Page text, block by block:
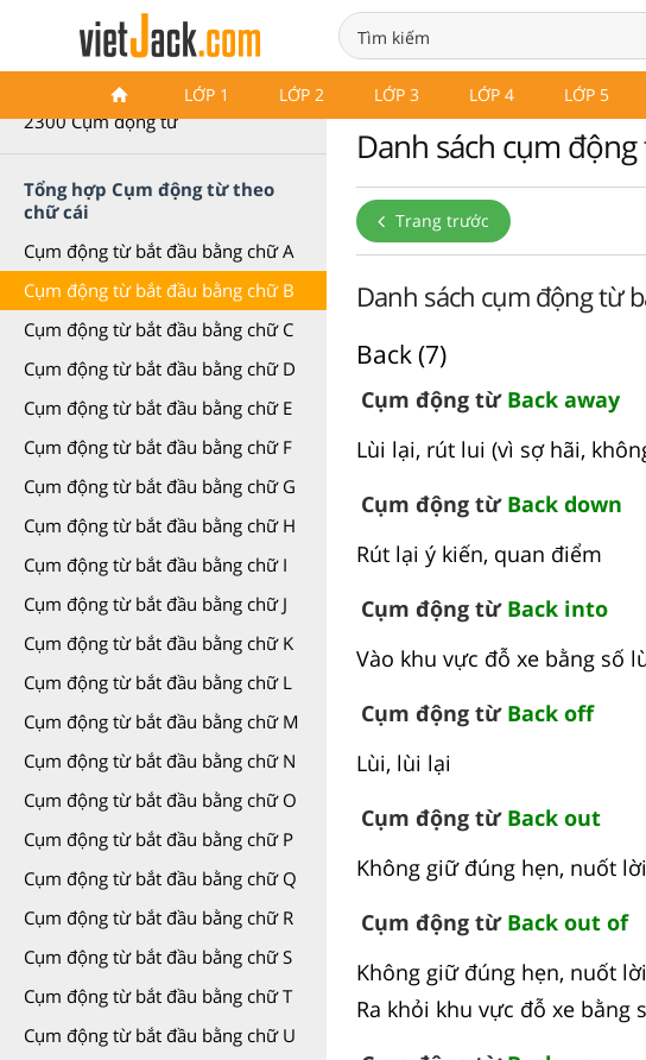
LỚP 1 LỚP 2 LỚP 3 LỚP 4 LỚP 5
Cụm động từ (Phrasal Verb)
2300 Cụm động từ
Tổng hợp Cụm động từ theo
chữ cái
Cụm động từ bắt đầu bằng chữ A
Cụm động từ bắt đầu bằng chữ B
Cụm động từ bắt đầu bằng chữ C
Cụm động từ bắt đầu bằng chữ D
Cụm động từ bắt đầu bằng chữ E
Cụm động từ bắt đầu bằng chữ F
Cụm động từ bắt đầu bằng chữ G
Cụm động từ bắt đầu bằng chữ H
Cụm động từ bắt đầu bằng chữ I
Cụm động từ bắt đầu bằng chữ J
Cụm động từ bắt đầu bằng chữ K
Cụm động từ bắt đầu bằng chữ L
Cụm động từ bắt đầu bằng chữ M
Cụm động từ bắt đầu bằng chữ N
Cụm động từ bắt đầu bằng chữ O
Cụm động từ bắt đầu bằng chữ P
Cụm động từ bắt đầu bằng chữ Q
Cụm động từ bắt đầu bằng chữ R
Cụm động từ bắt đầu bằng chữ S
Cụm động từ bắt đầu bằng chữ T
Cụm động từ bắt đầu bằng chữ U
Danh sách cụm
Trang trước
Danh sách cụm động từ
Back (7)
Cụm động từ Back away
Lùi lại, rút lui (vì sợ hãi,
Cụm động từ Back down
Rút lại ý kiến, quan điểm
Cụm động từ Back into
Vào khu vực đỗ xe bằng số
Cụm động từ Back off
Lùi, lùi lại
Cụm động từ Back out
Không giữ đúng hẹn, nuốt lời
Cụm động từ Back out of
Không giữ đúng hẹn, nuốt lời
Ra khỏi khu vực đỗ xe bằng